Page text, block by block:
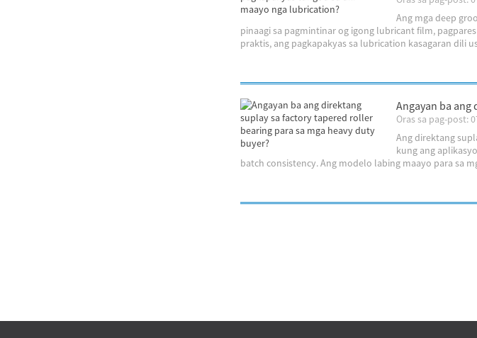
Ang mga deep
pinaagi sa pagmintinar og igong lubricant film,
praktis, ang pagkapakyas sa lubrication kasagaran dili
Angayan ba ang
Oras sa pag-post:
Ang direktang
kung ang
batch consistency. Ang modelo labing maayo para sa